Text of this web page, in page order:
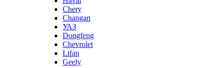
Chery
Changan
УАЗ
Dongfeng
Chevrolet
Lifan
Geely